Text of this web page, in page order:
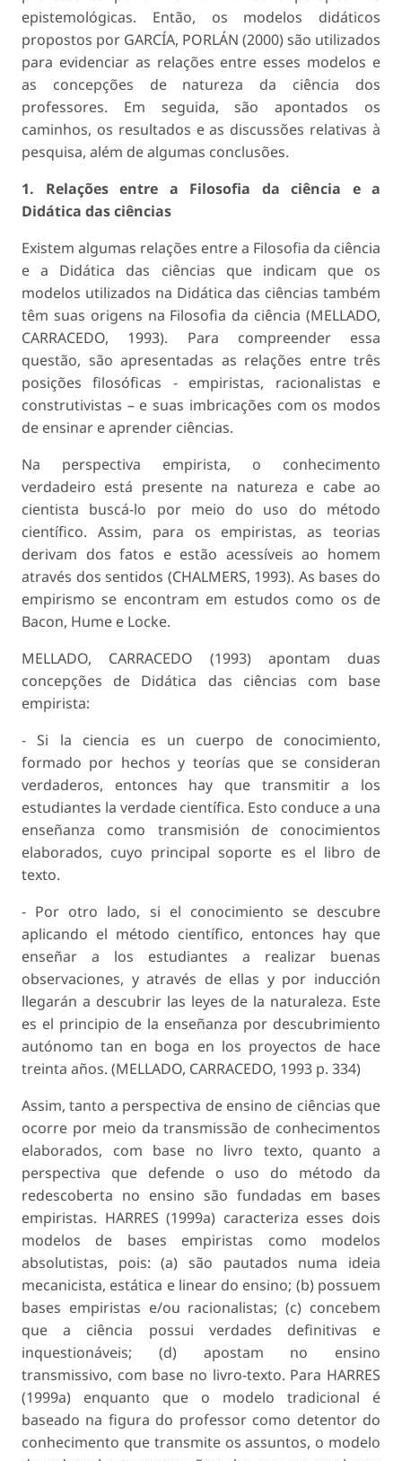
epistemológicas. Então, os modelos didáticos
propostos por GARCÍA, PORLÁN (2000) são utilizados
para evidenciar as relações entre esses modelos e
as concepções de natureza da ciência dos
professores. Em seguida, são apontados os
caminhos, os resultados e as discussões relativas à
pesquisa, além de algumas conclusões.
1. Relações entre a Filosofia da ciência e a
Didática das ciências
Existem algumas relações entre a Filosofia da ciência
e a Didática das ciências que indicam que os
modelos utilizados na Didática das ciências também
têm suas origens na Filosofia da ciência (MELLADO,
CARRACEDO, 1993). Para compreender essa
questão, são apresentadas as relações entre três
posições filosóficas - empiristas, racionalistas e
construtivistas – e suas imbricações com os modos
de ensinar e aprender ciências.
Na perspectiva empirista, o conhecimento
verdadeiro está presente na natureza e cabe ao
cientista buscá-lo por meio do uso do método
científico. Assim, para os empiristas, as teorias
derivam dos fatos e estão acessíveis ao homem
através dos sentidos (CHALMERS, 1993). As bases do
empirismo se encontram em estudos como os de
Bacon, Hume e Locke.
MELLADO, CARRACEDO (1993) apontam duas
concepções de Didática das ciências com base
empirista:
- Si la ciencia es un cuerpo de conocimiento,
formado por hechos y teorías que se consideran
verdaderos, entonces hay que transmitir a los
estudiantes la verdade científica. Esto conduce a una
enseñanza como transmisión de conocimientos
elaborados, cuyo principal soporte es el libro de
texto.
- Por otro lado, si el conocimiento se descubre
aplicando el método científico, entonces hay que
enseñar a los estudiantes a realizar buenas
observaciones, y através de ellas y por inducción
llegarán a descubrir las leyes de la naturaleza. Este
es el principio de la enseñanza por descubrimiento
autónomo tan en boga en los proyectos de hace
treinta años. (MELLADO, CARRACEDO, 1993 p. 334)
Assim, tanto a perspectiva de ensino de ciências que
ocorre por meio da transmissão de conhecimentos
elaborados, com base no livro texto, quanto a
perspectiva que defende o uso do método da
redescoberta no ensino são fundadas em bases
empiristas. HARRES (1999a) caracteriza esses dois
modelos de bases empiristas como modelos
absolutistas, pois: (a) são pautados numa ideia
mecanicista, estática e linear do ensino; (b) possuem
bases empiristas e/ou racionalistas; (c) concebem
que a ciência possui verdades definitivas e
inquestionáveis; (d) apostam no ensino
transmissivo, com base no livro-texto. Para HARRES
(1999a) enquanto que o modelo tradicional é
baseado na figura do professor como detentor do
conhecimento que transmite os assuntos, o modelo